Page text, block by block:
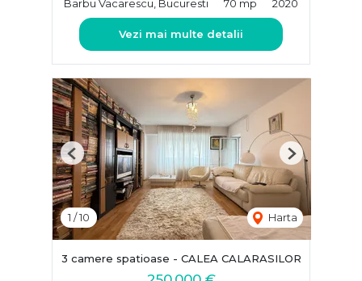
Barbu Vacarescu, Bucuresti 70 mp 2020
Vezi mai multe detalii
1 /10 Harta
Previous Next
3 camere spatioase - CALEA CALARASILOR